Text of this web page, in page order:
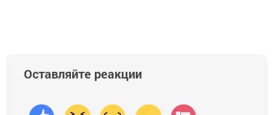
Оставляйте реакции